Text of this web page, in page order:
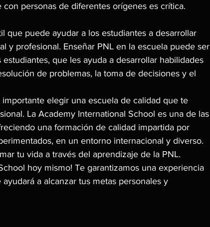
personas de diferentes orígenes es crítica.
que puede ayudar a los estudiantes a desarrollar
y profesional. Enseñar PNL en la escuela puede ser
que les ayuda a desarrollar habilidades
de problemas, la toma de decisiones y el
elegir una escuela de calidad que te
La Academy International School es una de las
una formación de calidad impartida por
en un entorno internacional y diverso.
tu vida a través del aprendizaje de la PNL.
hoy mismo! Te garantizamos una experiencia
a alcanzar tus metas personales y